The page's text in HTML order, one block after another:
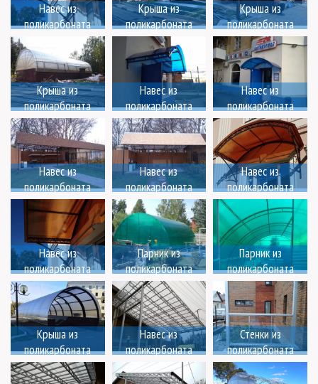
Навес из
поликарбоната
Крыша из
поликарбоната
Крыша из
поликарбоната
Крыша из
поликарбоната
Навес из
поликарбоната
Навес из
поликарбоната
Навес из
поликарбоната
Навес из
поликарбоната
Навес из
поликарбоната
Навес из
поликарбоната
Парник из
поликарбоната
Парник из
поликарбоната
Крыша из
поликарбоната
Навес из
поликарбоната
Стенки из
поликарбоната